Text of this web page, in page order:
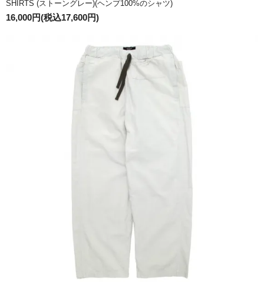
SHIRTS (ストーングレー)(ヘンプ100%のシャツ)
16,000円(税込17,600円)